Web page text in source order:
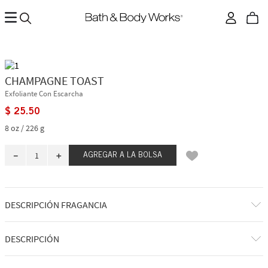
CHAMPAGNE TOAST
Exfoliante Con Escarcha
$ 25.50
8 oz / 226 g
＋
－ AGREGAR A LA BOLSA
DESCRIPCIÓN FRAGANCIA
A qué huele: un spritz afrutado, dulce y espumoso.
DESCRIPCIÓN